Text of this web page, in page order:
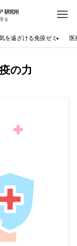
を遠ざける免疫ゼミ 医
の力